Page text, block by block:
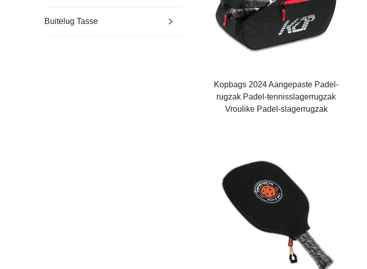
Buitelug Tasse
Kopbags 2024 Aangepaste Padel-
rugzak Padel-tennisslagerrugzak
Vroulike Padel-slagerrugzak